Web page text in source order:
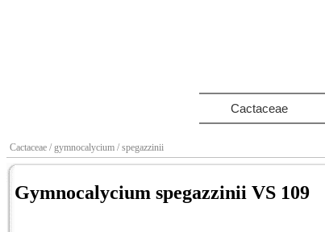
Cactaceae
Cactaceae / gymnocalycium / spegazzinii
Gymnocalycium spegazzinii VS 109